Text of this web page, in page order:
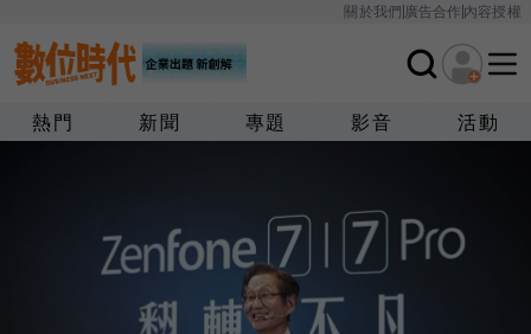
關於我們廣告合作內容授權
熱門 新聞 專題 影音 活動